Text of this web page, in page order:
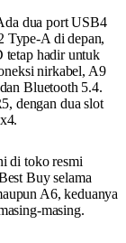
dua port USB4
Type-A di depan,
tetap hadir untuk
nirkabel, A9
Bluetooth 5.4.
dengan dua slot
di toko resmi
Buy selama
A6, keduanya
masing.